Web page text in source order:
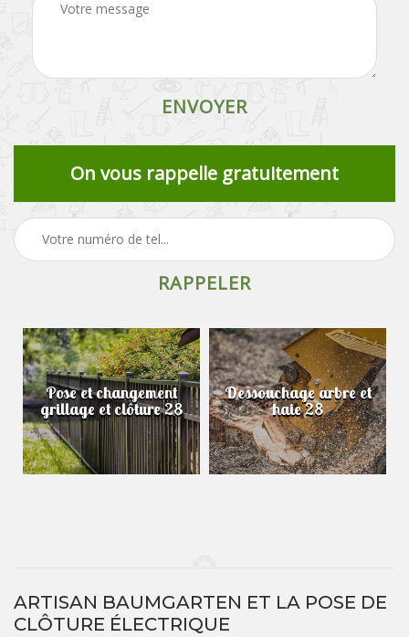
On vous rappelle gratuitement
Pose et changement
grillage et clôture 28
Dessouchage arbre et
haie 28
ARTISAN BAUMGARTEN ET LA POSE DE
CLÔTURE ÉLECTRIQUE